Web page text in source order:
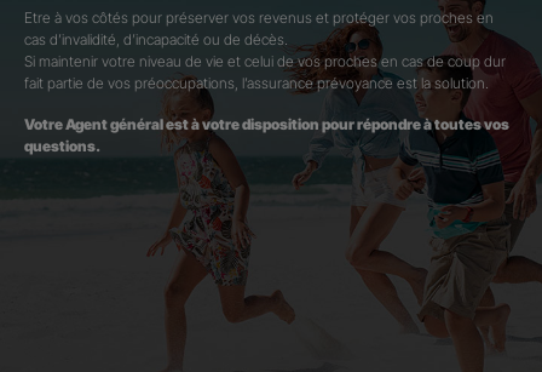
Etre à vos côtés pour préserver vos revenus et protéger vos proches en
cas d’invalidité, d’incapacité ou de décès.
Si maintenir votre niveau de vie et celui de vos proches en cas de coup dur
fait partie de vos préoccupations, l’assurance prévoyance est la solution.
Votre Agent général est à votre disposition pour répondre à toutes vos
questions.